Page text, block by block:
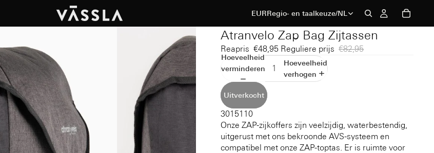
EURRegio- en taalkeuze/NL
Atranvelo Zap Bag Zijtassen
Reapris €48,95 Reguliere prijs €82,95
Hoeveelheid
verminderen
Hoeveelheid
verhogen
Uitverkocht
3015110
Onze ZAP-zijkoffers zijn veelzijdig, waterbestendig,
uitgerust met ons bekroonde AVS-systeem en
compatibel met onze ZAP-toptas. Er is ruimte voor